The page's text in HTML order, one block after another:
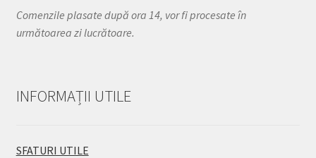
Comenzile plasate după ora 14, vor fi procesate în
următoarea zi lucrătoare.
INFORMAȚII UTILE
SFATURI UTILE